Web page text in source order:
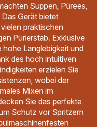
Suppen, Pürees,
Gerät bietet
praktischen
Pürierstab. Exklusive
Langlebigkeit und
des hoch intuitiven
erzielen Sie
wobei der
Mixen im
Sie das perfekte
Schutz vor Spritzern